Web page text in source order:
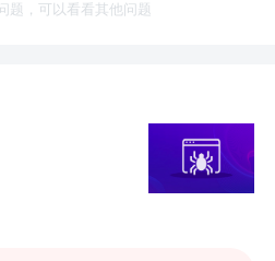
题，可以看看其他问题